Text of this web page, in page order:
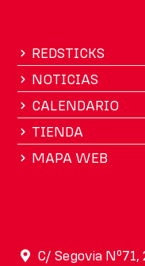
REDSTICKS
NOTICIAS
CALENDARIO
TIENDA
MAPA WEB
C/ Segovia